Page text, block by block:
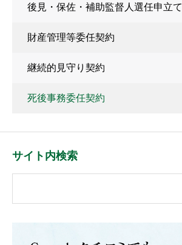
後見・保佐・補助監督人選任申立て
財産管理等委任契約
継続的見守り契約
死後事務委任契約
サイト内検索